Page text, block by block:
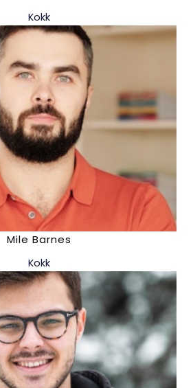
Kokk
Mile Barnes
Kokk